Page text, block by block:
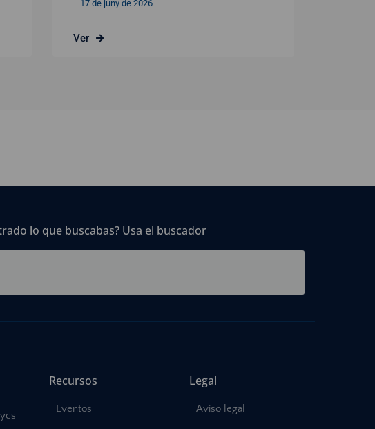
17 de juny de 2026
Ver
lo que buscabas? Usa el buscador
Recursos
Eventos
Legal
Aviso legal